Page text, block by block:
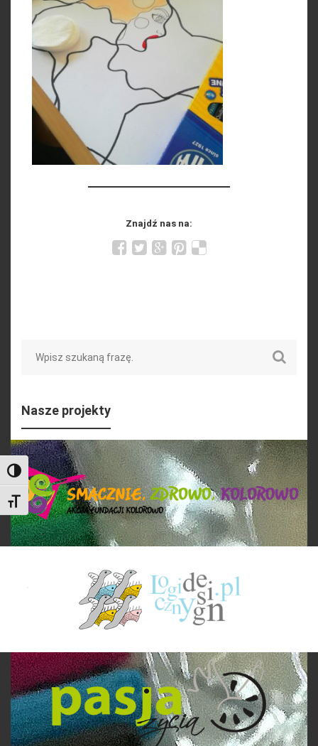
Toggle High Contrast
Toggle Font size
Znajdź nas na:
Nasze projekty